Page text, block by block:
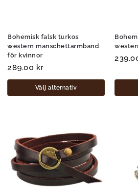
Bohemisk falsk turkos
western manschettarmband
för kvinnor
289.00 kr
Välj alternativ